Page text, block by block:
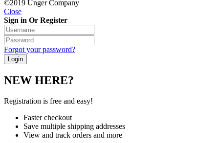
©2019 Unger Company
Close
Sign in Or Register
Forgot your password?
NEW HERE?
Registration is free and easy!
Faster checkout
Save multiple shipping addresses
View and track orders and more